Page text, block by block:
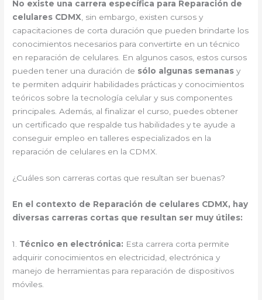
No existe una carrera específica para Reparación de
celulares CDMX , sin embargo, existen cursos y
capacitaciones de corta duración que pueden brindarte los
conocimientos necesarios para convertirte en un técnico
en reparación de celulares. En algunos casos, estos cursos
pueden tener una duración de sólo algunas semanas y
te permiten adquirir habilidades prácticas y conocimientos
teóricos sobre la tecnología celular y sus componentes
principales. Además, al finalizar el curso, puedes obtener
un certificado que respalde tus habilidades y te ayude a
conseguir empleo en talleres especializados en la
reparación de celulares en la CDMX.
¿Cuáles son carreras cortas que resultan ser buenas?
En el contexto de Reparación de celulares CDMX, hay
diversas carreras cortas que resultan ser muy útiles:
1. Técnico en electrónica: Esta carrera corta permite
adquirir conocimientos en electricidad, electrónica y
manejo de herramientas para reparación de dispositivos
móviles.